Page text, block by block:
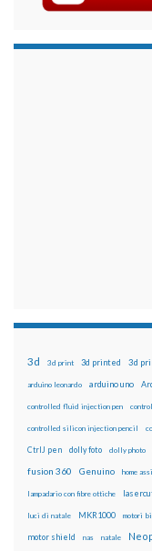
3d 3d print 3d printed 3d
arduino leonardo arduino uno
controlled fluid injection pen
controlled silicon injection pencil
CtrlJ pen dolly foto dolly photo
fusion 360 Genuino home
lampadario con fibre ottiche
luci di natale MKR1000 motori
motor shield nas natale